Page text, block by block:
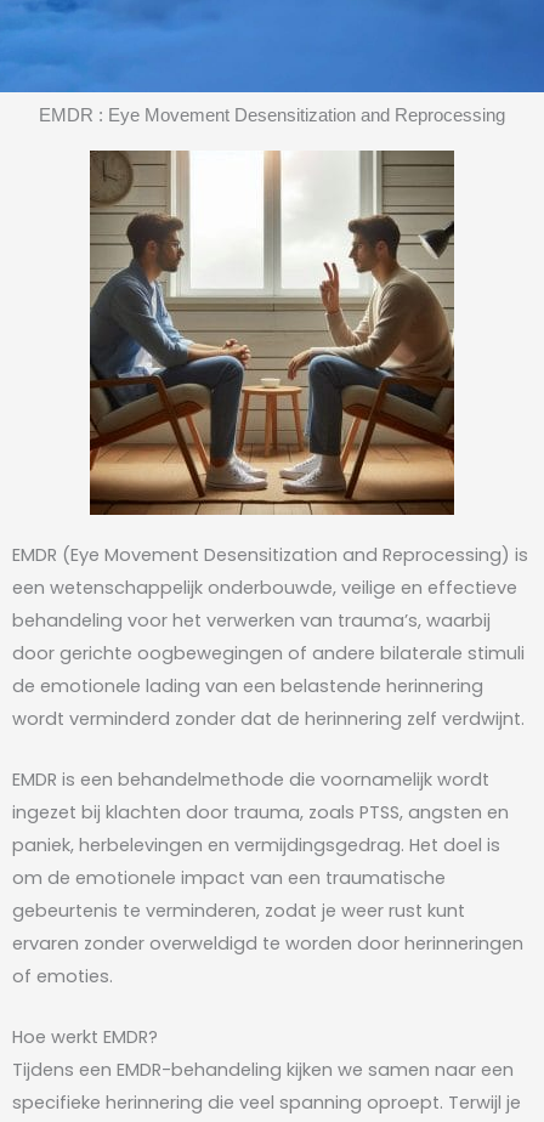
EMDR : Eye Movement Desensitization and Reprocessing
EMDR (Eye Movement Desensitization and Reprocessing) is
een wetenschappelijk onderbouwde, veilige en effectieve
behandeling voor het verwerken van trauma’s, waarbij
door gerichte oogbewegingen of andere bilaterale stimuli
de emotionele lading van een belastende herinnering
wordt verminderd zonder dat de herinnering zelf verdwijnt.
EMDR is een behandelmethode die voornamelijk wordt
ingezet bij klachten door trauma, zoals PTSS, angsten en
paniek, herbelevingen en vermijdingsgedrag. Het doel is
om de emotionele impact van een traumatische
gebeurtenis te verminderen, zodat je weer rust kunt
ervaren zonder overweldigd te worden door herinneringen
of emoties.
Hoe werkt EMDR?
Tijdens een EMDR-behandeling kijken we samen naar een
specifieke herinnering die veel spanning oproept. Terwijl je